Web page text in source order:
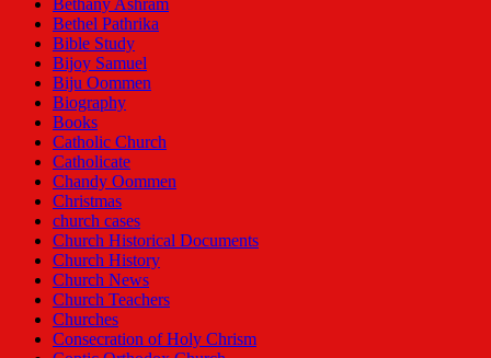
Bethany Ashram
Bethel Pathrika
Bible Study
Bijoy Samuel
Biju Oommen
Biography
Books
Catholic Church
Catholicate
Chandy Oommen
Christmas
church cases
Church Historical Documents
Church History
Church News
Church Teachers
Churches
Consecration of Holy Chrism